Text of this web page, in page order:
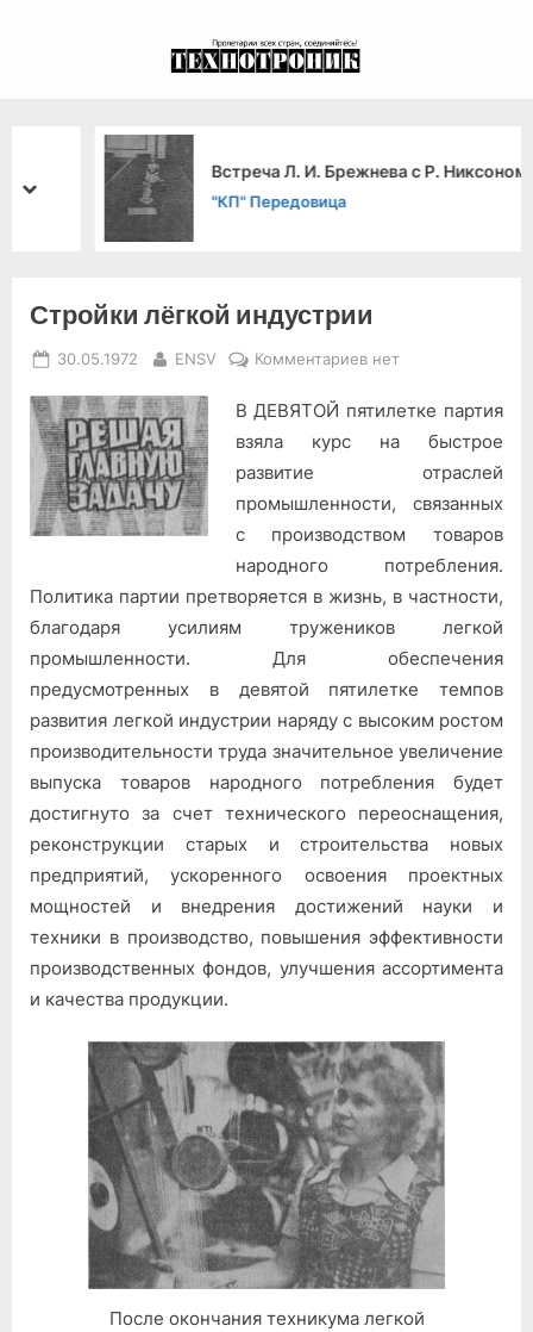
Встреча Л. И. Брежнева с Р. Никсоном
"КП" Передовица
prev
next
Стройки лёгкой индустрии
Posted
30.05.1972 By
ENSV Комментариевк
Стройки
лёгкой
нет
В ДЕВЯТОЙ пятилетке партия
взяла курс на быстрое
развитие отраслей
промышленности, связанных
с производством товаров
народного потребления.
Политика партии претворяется в жизнь, в частности,
благодаря усилиям тружеников легкой
промышленности. Для обеспечения
предусмотренных в девятой пятилетке темпов
развития легкой индустрии наряду с высоким ростом
производительности труда значительное увеличение
выпуска товаров народного потребления будет
достигнуто за счет технического переоснащения,
реконструкции старых и строительства новых
предприятий, ускоренного освоения проектных
мощностей и внедрения достижений науки и
техники в производство, повышения эффективности
производственных фондов, улучшения ассортимента
и качества продукции.
После окончания техникума легкой